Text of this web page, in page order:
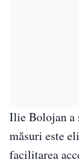
Ilie Bolojan a
măsuri este
facilitarea